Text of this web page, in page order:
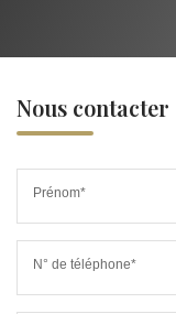
Nous contacter
Prénom*
N° de téléphone*